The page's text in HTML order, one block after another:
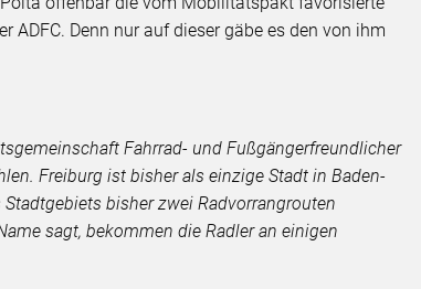
ADFC. Denn nur auf dieser gäbe es den von ihm
Fahrrad- und Fußgängerfreundlicher
Freiburg ist bisherals einzige Stadt in Baden-
bisher zwei Radvorrangrouten
sagt, bekommen die Radler an einigen